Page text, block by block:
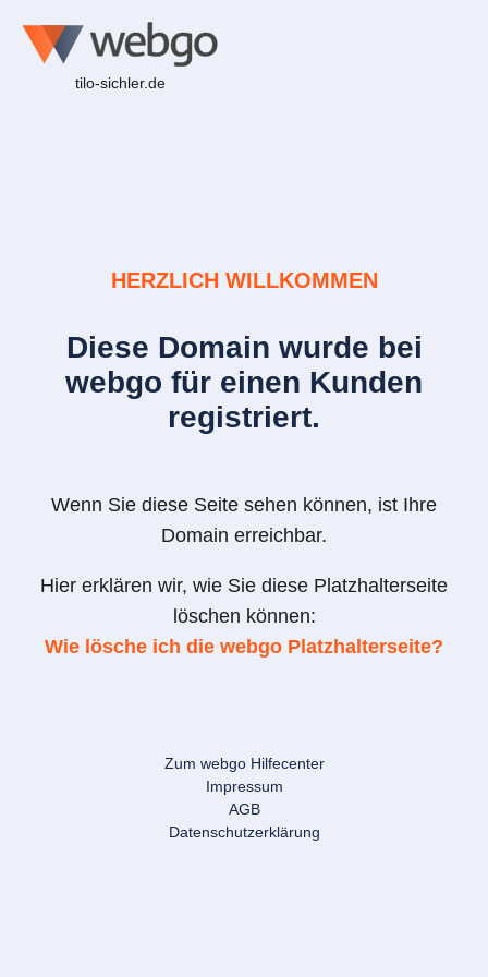
tilo-sichler.de
HERZLICH WILLKOMMEN
Diese Domain wurde bei
webgo für einen Kunden
registriert.
Wenn Sie diese Seite sehen können, ist Ihre
Domain erreichbar.
Hier erklären wir, wie Sie diese Platzhalterseite
löschen können:
Wie lösche ich die webgo Platzhalterseite?
Zum webgo Hilfecenter
Impressum
AGB
Datenschutzerklärung